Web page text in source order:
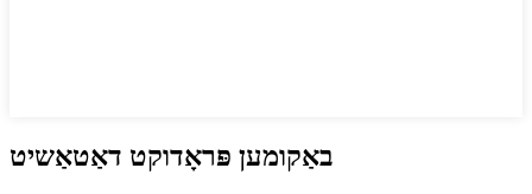
באַקומען פּראָדוקט דאַטאַשיט